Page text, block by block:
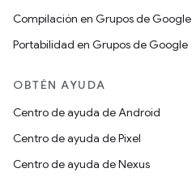
Compilación en Grupos de Google
Portabilidad en Grupos de Google
OBTÉN AYUDA
Centro de ayuda de Android
Centro de ayuda de Pixel
Centro de ayuda de Nexus